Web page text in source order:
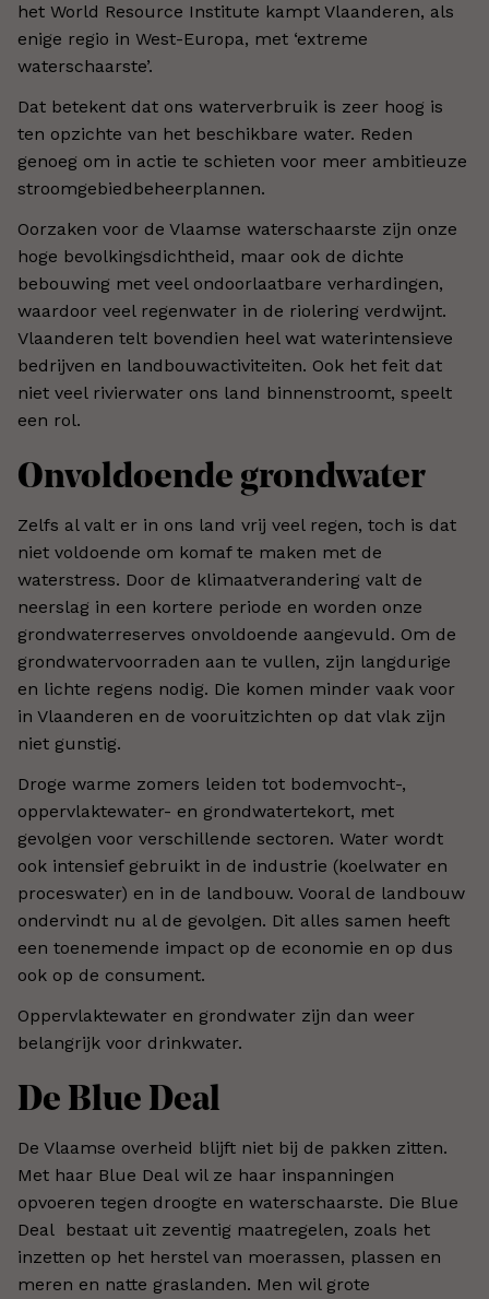
het World Resource Institute kampt Vlaanderen, als
enige regio in West-Europa, met ‘extreme
waterschaarste’.
Dat betekent dat ons waterverbruik is zeer hoog is
ten opzichte van het beschikbare water. Reden
genoeg om in actie te schieten voor meer ambitieuze
stroomgebiedbeheerplannen.
Oorzaken voor de Vlaamse waterschaarste zijn onze
hoge bevolkingsdichtheid, maar ook de dichte
bebouwing met veel ondoorlaatbare verhardingen,
waardoor veel regenwater in de riolering verdwijnt.
Vlaanderen telt bovendien heel wat waterintensieve
bedrijven en landbouwactiviteiten. Ook het feit dat
niet veel rivierwater ons land binnenstroomt, speelt
een rol.
Onvoldoende grondwater
Zelfs al valt er in ons land vrij veel regen, toch is dat
niet voldoende om komaf te maken met de
waterstress. Door de klimaatverandering valt de
neerslag in een kortere periode en worden onze
grondwaterreserves onvoldoende aangevuld. Om de
grondwatervoorraden aan te vullen, zijn langdurige
en lichte regens nodig. Die komen minder vaak voor
in Vlaanderen en de vooruitzichten op dat vlak zijn
niet gunstig.
Droge warme zomers leiden tot bodemvocht-,
oppervlaktewater- en grondwatertekort, met
gevolgen voor verschillende sectoren. Water wordt
ook intensief gebruikt in de industrie (koelwater en
proceswater) en in de landbouw. Vooral de landbouw
ondervindt nu al de gevolgen. Dit alles samen heeft
een toenemende impact op de economie en op dus
ook op de consument.
Oppervlaktewater en grondwater zijn dan weer
belangrijk voor drinkwater.
De Blue Deal
De Vlaamse overheid blijft niet bij de pakken zitten.
Met haar Blue Deal wil ze haar inspanningen
opvoeren tegen droogte en waterschaarste. Die Blue
Deal bestaat uit zeventig maatregelen, zoals het
inzetten op het herstel van moerassen, plassen en
meren en natte graslanden. Men wil grote